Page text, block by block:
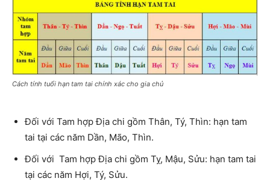
Cách tính tuổi hạn tam tai chính xác cho gia chủ
Đối với Tam hợp Địa chi gồm Thân, Tý, Thìn: hạn tam
tai tại các năm Dần, Mão, Thìn.
Đối với Tam hợp Địa chi gồm Tỵ, Mậu, Sửu: hạn tam tai
tại các năm Hợi, Tý, Sửu.